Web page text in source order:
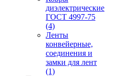
диэлектрические
ГОСТ 4997-75
(4)
Ленты
конвейерные,
соединения и
замки для лент
(1)